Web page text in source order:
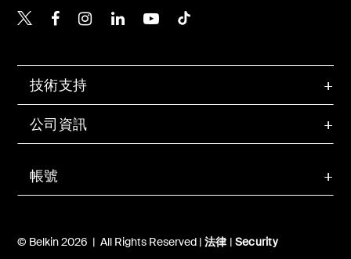
帳號
技術支持
公司資訊
© Belkin 2026 | All Rights Reserved | 法律 | Security
Belkin Twitter
Belkin Hong Kong
Belkin Instagram
Belkin Hong Kong
Belkin Youtube
Belkin TikTok